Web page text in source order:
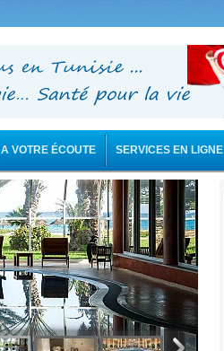
A VOTRE ÉCOUTE SERVICES EN LIGNE